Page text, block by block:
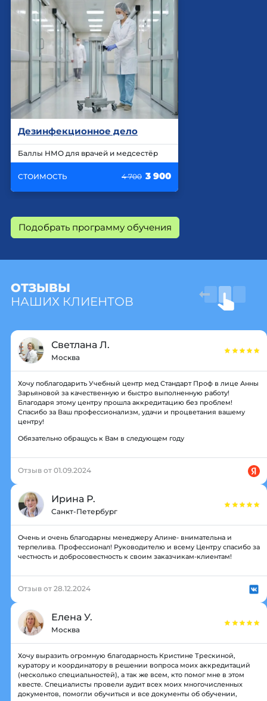
Дезинфекционное дело
Баллы НМО для врачей и медсестёр
СТОИМОСТЬ 4 700 3 900
Подобрать программу обучения
ОТЗЫВЫ
НАШИХ КЛИЕНТОВ
Светлана Л.
Москва
Хочу поблагодарить Учебный центр мед Стандарт Проф в лице Анны
Зарьяновой за качественную и быстро выполненную работу!
Благодаря этому центру прошла аккредитацию без проблем!
Спасибо за Ваш профессионализм, удачи и процветания вашему
центру!
Обязательно обращусь к Вам в следующем году
Отзыв от 01.09.2024
Ирина Р.
Санкт-Петербург
Очень и очень благодарны менеджеру Алине- внимательна и
терпелива. Профессионал! Руководителю и всему Центру спасибо за
честность и добросовестность к своим заказчикам-клиентам!
Отзыв от 28.12.2024
Елена У.
Москва
Хочу выразить огромную благодарность Кристине Трескиной,
куратору и координатору в решении вопроса моих аккредитаций
(несколько специальностей), а так же всем, кто помог мне в этом
квесте. Специалисты провели аудит всех моих многочисленных
документов, помогли обучиться и все документы об обучении,